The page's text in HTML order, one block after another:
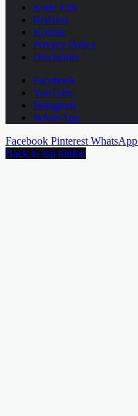
Kode Etik
Redaksi
Kontak
Privacy Policy
Disclaimer
Facebook
YouTube
Instagram
WhatsApp
Facebook Pinterest WhatsApp
Back to top button